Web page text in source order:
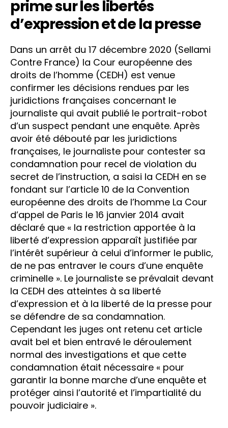
prime sur les libertés
d’expression et de la presse
Dans un arrêt du 17 décembre 2020 (Sellami
Contre France) la Cour européenne des
droits de l’homme (CEDH) est venue
confirmer les décisions rendues par les
juridictions françaises concernant le
journaliste qui avait publié le portrait-robot
d’un suspect pendant une enquête. Après
avoir été débouté par les juridictions
françaises, le journaliste pour contester sa
condamnation pour recel de violation du
secret de l’instruction, a saisi la CEDH en se
fondant sur l’article 10 de la Convention
européenne des droits de l’homme La Cour
d’appel de Paris le 16 janvier 2014 avait
déclaré que « la restriction apportée à la
liberté d’expression apparaît justifiée par
l’intérêt supérieur à celui d’informer le public,
de ne pas entraver le cours d’une enquête
criminelle ». Le journaliste se prévalait devant
la CEDH des atteintes à sa liberté
d’expression et à la liberté de la presse pour
se défendre de sa condamnation.
Cependant les juges ont retenu cet article
avait bel et bien entravé le déroulement
normal des investigations et que cette
condamnation était nécessaire « pour
garantir la bonne marche d’une enquête et
protéger ainsi l’autorité et l’impartialité du
pouvoir judiciaire ».